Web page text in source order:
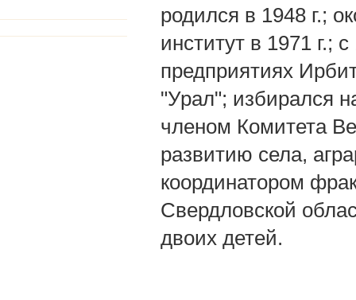
родился в 1948 г.;
институт в 1971 г.;
предприятиях
"Урал"; избирался
членом Комитета
развитию села,
координатором
Свердловской
двоих детей.